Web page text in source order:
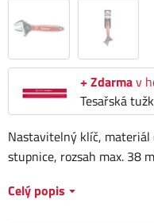
+ Zdarmav
Tesařská
Nastavitelný klíč,
stupnice, rozsah max. 38
Celý popis